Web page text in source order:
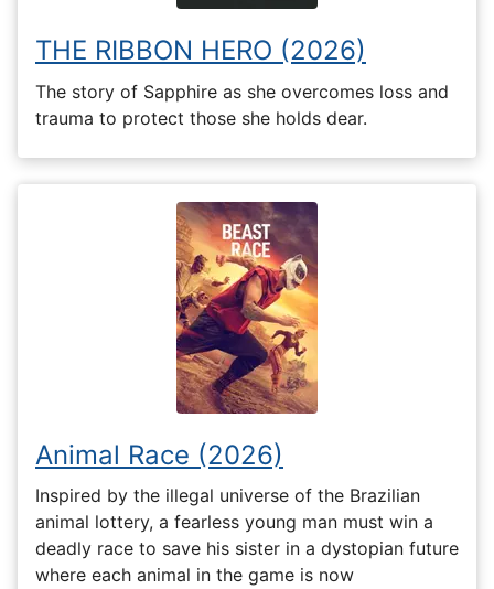
THE RIBBON HERO (2026)
The story of Sapphire as she overcomes loss and
trauma to protect those she holds dear.
Animal Race (2026)
Inspired by the illegal universe of the Brazilian
animal lottery, a fearless young man must win a
deadly race to save his sister in a dystopian future
where each animal in the game is now